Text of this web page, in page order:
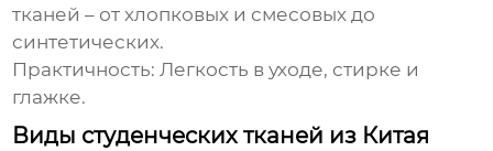
тканей – от хлопковых и смесовых до
синтетических.
Практичность: Легкость в уходе, стирке и
глажке.
Виды студенческих тканей из Китая